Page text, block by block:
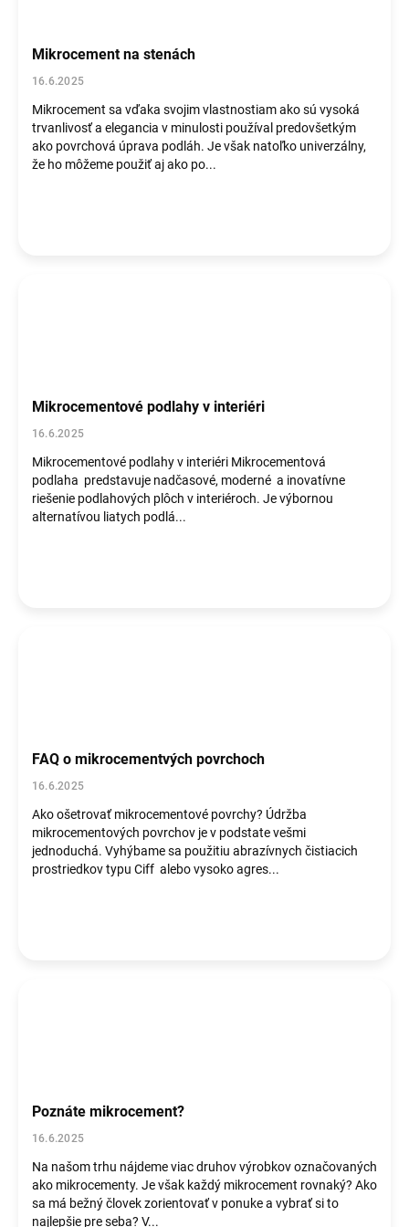
Mikrocement na stenách
16.6.2025
Mikrocement sa vďaka svojim vlastnostiam ako sú vysoká
trvanlivosť a elegancia v minulosti používal predovšetkým
ako povrchová úprava podláh. Je však natoľko univerzálny,
že ho môžeme použiť aj ako po...
Mikrocementové podlahy v interiéri
16.6.2025
Mikrocementové podlahy v interiéri Mikrocementová
podlaha predstavuje nadčasové, moderné a inovatívne
riešenie podlahových plôch v interiéroch. Je výbornou
alternatívou liatych podlá...
FAQ o mikrocementvých povrchoch
16.6.2025
Ako ošetrovať mikrocementové povrchy? Údržba
mikrocementových povrchov je v podstate vešmi
jednoduchá. Vyhýbame sa použitiu abrazívnych čistiacich
prostriedkov typu Ciff alebo vysoko agres...
Poznáte mikrocement?
16.6.2025
Na našom trhu nájdeme viac druhov výrobkov označovaných
ako mikrocementy. Je však každý mikrocement rovnaký? Ako
sa má bežný človek zorientovať v ponuke a vybrať si to
najlepšie pre seba? V...